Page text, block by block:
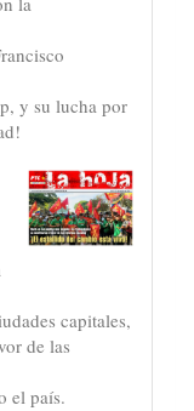
y su lucha por
capitales,
de las
el país.